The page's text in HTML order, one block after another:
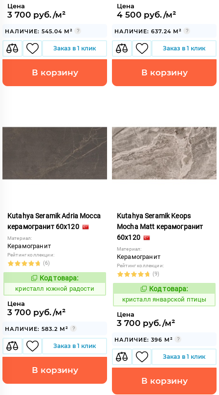
Цена
3 700 руб./м²
НАЛИЧИЕ: 545.04 М²
Заказ в 1 клик
В корзину
Цена
4 500 руб./м²
НАЛИЧИЕ: 637.24 М²
Заказ в 1 клик
В корзину
Kutahya Seramik Adria Mocca
керамогранит 60x120
Материал:
Керамогранит
Рейтинг коллекции:
(6)
Код:
827702
Код товара:
кристалл южной радости
Цена
3 700 руб./м²
НАЛИЧИЕ: 583.2 М²
Заказ в 1 клик
В корзину
Kutahya Seramik Keops
Mocha Matt керамогранит
60x120
Материал:
Керамогранит
Рейтинг коллекции:
(9)
Код:
827823
Код товара:
кристалл январской птицы
Цена
3 700 руб./м²
НАЛИЧИЕ: 396 М²
Заказ в 1 клик
В корзину